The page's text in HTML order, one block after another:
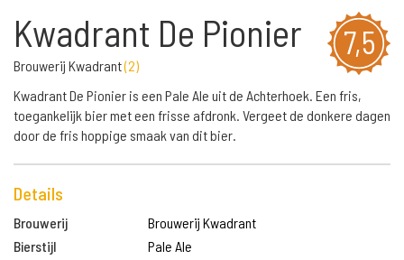
7,5
Kwadrant De Pionier
Brouwerij Kwadrant(2)
Kwadrant De Pionier is een Pale Ale uit de Achterhoek. Een fris,
toegankelijk bier met een frisse afdronk. Vergeet de donkere dagen
door de fris hoppige smaak van dit bier.
Details
Brouwerij
Brouwerij Kwadrant
Bierstijl
Pale Ale